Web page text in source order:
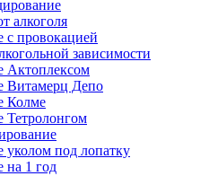
алкоголя
с провокацией
зависимости
Актоплексом
Витамерц Депо
Колме
Тетролонгом
уколом под лопатку
на 1 год